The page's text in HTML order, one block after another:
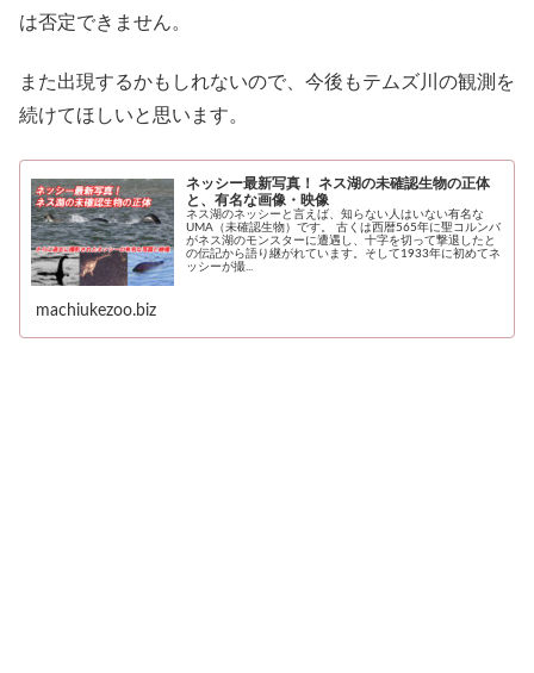
は否定できません。
また出現するかもしれないので、今後もテムズ川の観測を
続けてほしいと思います。
ネッシー最新写真！ ネス湖の未確認生物の正体
と、有名な画像・映像
ネス湖のネッシーと言えば、知らない人はいない有名な
UMA（未確認生物）です。 古くは西暦565年に聖コルンバ
がネス湖のモンスターに遭遇し、十字を切って撃退したと
の伝記から語り継がれています。そして1933年に初めてネ
ッシーが撮...
machiukezoo.biz